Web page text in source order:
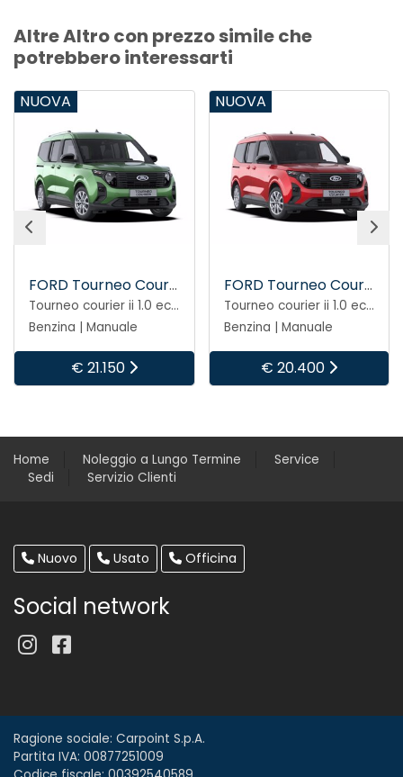
Altre Altro con prezzo simile che
potrebbero interessarti
NUOVA
FORD Tourneo Courier
Tourneo courier ii 1.0 ecoboost 125cv titanium
Benzina | Manuale
€ 21.150
NUOVA
FORD Tourneo Courier
Tourneo courier ii 1.0 ecoboost 125cv titanium
Benzina | Manuale
€ 20.400
Home Noleggio a Lungo Termine
Service
Sedi
Servizio Clienti
Nuovo Usato Officina
Social network
Ragione sociale: Carpoint S.p.A.
Partita IVA: 00877251009